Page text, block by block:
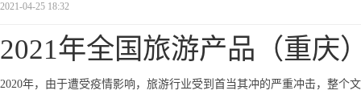
2021-04-25 18:32
2021年全国旅游产品（重庆
2020年，由于遭受疫情影响，旅游行业受到首当其冲的严重冲击，整个